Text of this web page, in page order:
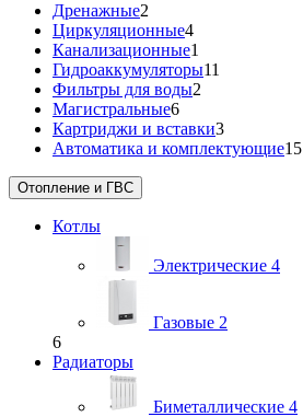
Дренажные2
Циркуляционные4
Канализационные1
Гидроаккумуляторы11
Фильтры для воды2
Магистральные6
Картриджи и вставки3
Автоматика и комплектующие15
Отопление и ГВС
Котлы
Электрические 4
Газовые 2
6
Радиаторы
Биметаллические 4